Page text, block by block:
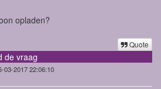
opladen?
Quote
de vraag
03-2017 22:06:10